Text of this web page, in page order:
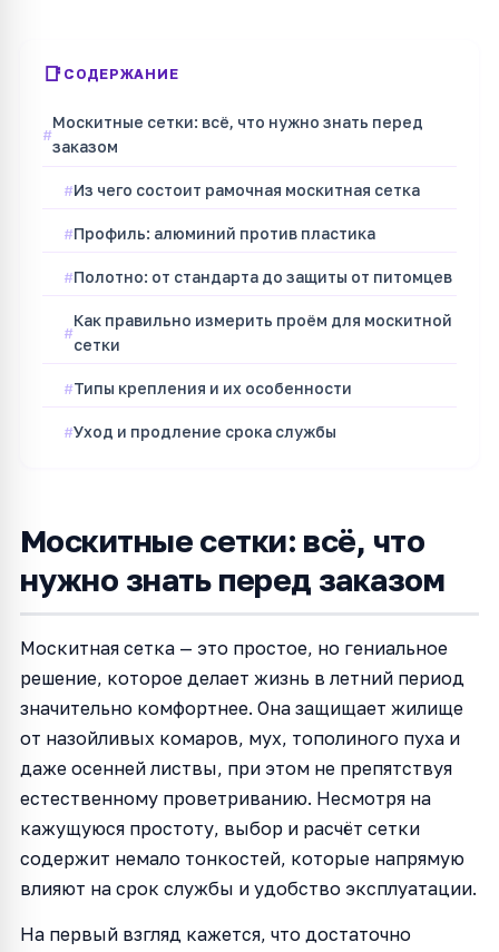
СОДЕРЖАНИЕ
Москитные сетки: всё, что нужно знать перед
заказом
Из чего состоит рамочная москитная сетка
Профиль: алюминий против пластика
Полотно: от стандарта до защиты от питомцев
Как правильно измерить проём для москитной
сетки
Типы крепления и их особенности
Уход и продление срока службы
Москитные сетки: всё, что
нужно знать перед заказом
Москитная сетка — это простое, но гениальное
решение, которое делает жизнь в летний период
значительно комфортнее. Она защищает жилище
от назойливых комаров, мух, тополиного пуха и
даже осенней листвы, при этом не препятствуя
естественному проветриванию. Несмотря на
кажущуюся простоту, выбор и расчёт сетки
содержит немало тонкостей, которые напрямую
влияют на срок службы и удобство эксплуатации.
На первый взгляд кажется, что достаточно